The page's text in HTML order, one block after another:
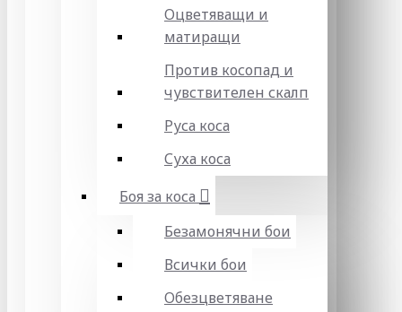
Оцветяващи и
матиращи
Против косопад и
чувствителен скалп
Руса коса
Суха коса
Боя за коса
Безамонячни бои
Всички бои
Обезцветяване